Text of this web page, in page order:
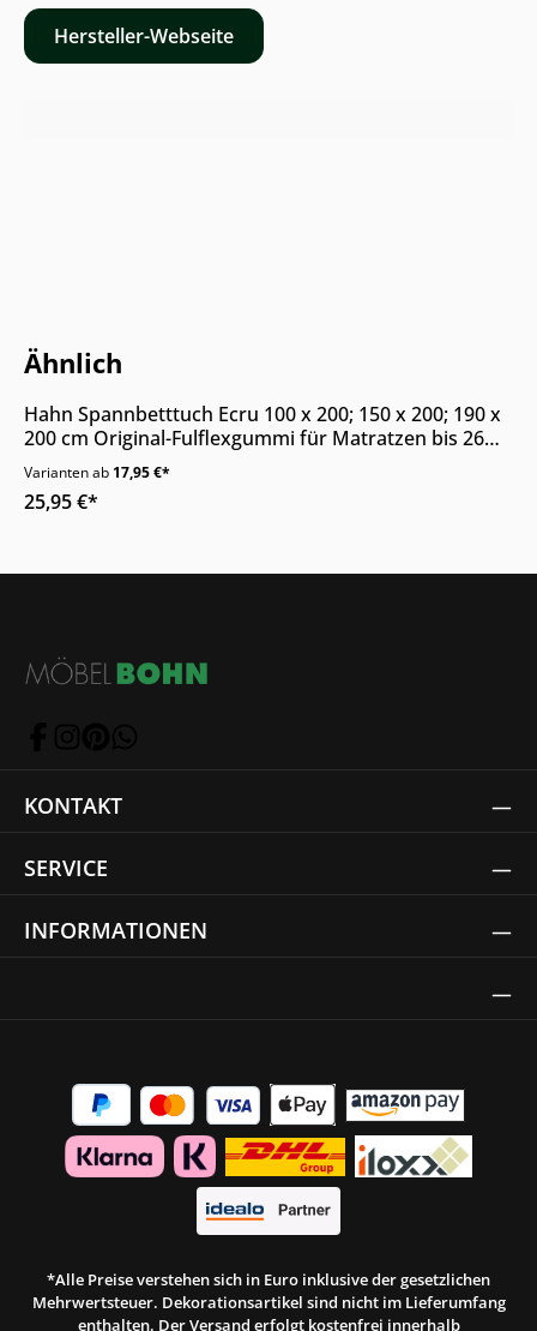
Hersteller-Webseite
Ähnlich
Nur Online erhältlich
Hahn Spannbetttuch Ecru 100 x 200; 150 x 200; 190 x
200 cm Original-Fulflexgummi für Matratzen bis 26
cm
Varianten ab 17,95 €*
25,95 €*
KONTAKT
SERVICE
INFORMATIONEN
*Alle Preise verstehen sich in Euro inklusive der gesetzlichen
Mehrwertsteuer. Dekorationsartikel sind nicht im Lieferumfang
enthalten. Der Versand erfolgt kostenfrei innerhalb